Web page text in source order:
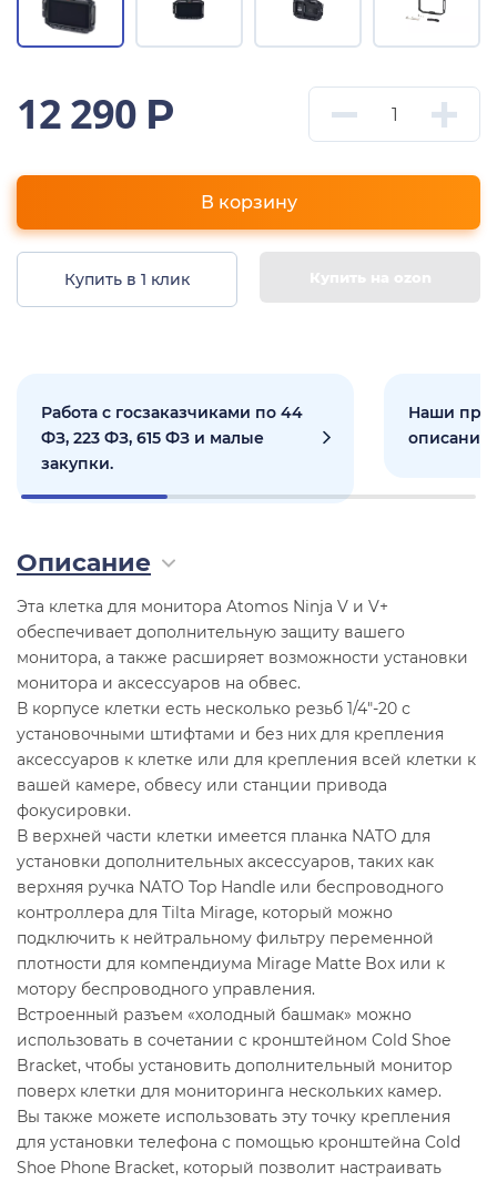
12 290 Р
В корзину
Купить в 1 клик Купить на ozon
Работа с госзаказчиками по 44
ФЗ, 223 ФЗ, 615 ФЗ и малые
закупки.
Наши
Описание
Эта клетка для монитора Atomos Ninja V и V+
обеспечивает дополнительную защиту вашего
монитора, а также расширяет возможности установки
монитора и аксессуаров на обвес.
В корпусе клетки есть несколько резьб 1/4″-20 с
установочными штифтами и без них для крепления
аксессуаров к клетке или для крепления всей клетки к
вашей камере, обвесу или станции привода
фокусировки.
В верхней части клетки имеется планка NATO для
установки дополнительных аксессуаров, таких как
верхняя ручка NATO Top Handle или беспроводного
контроллера для Tilta Mirage, который можно
подключить к нейтральному фильтру переменной
плотности для компендиума Mirage Matte Box или к
мотору беспроводного управления.
Встроенный разъем «холодный башмак» можно
использовать в сочетании с кронштейном Cold Shoe
Bracket, чтобы установить дополнительный монитор
поверх клетки для мониторинга нескольких камер.
Вы также можете использовать эту точку крепления
для установки телефона с помощью кронштейна Cold
Shoe Phone Bracket, который позволит настраивать